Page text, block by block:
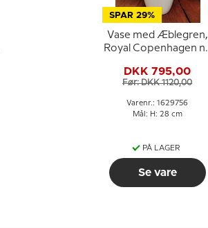
SPAR 29%
Vase med Æblegren,
Royal Copenhagen
DKK 795,00
Før: DKK 1120,00
Varenr.: 1629756
Mål: H: 28 cm
PÅ LAGER
Se vare